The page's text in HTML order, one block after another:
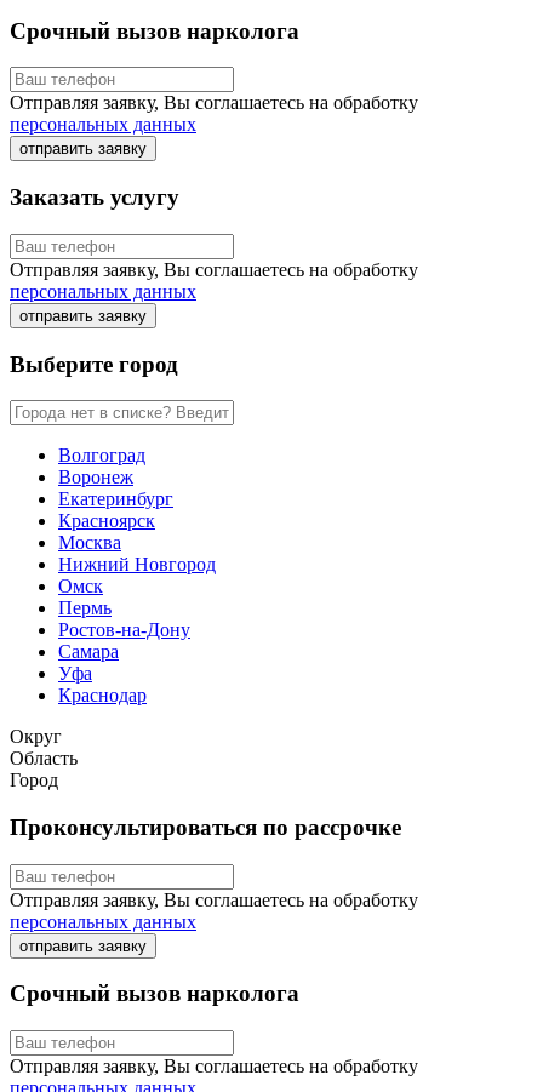
Срочный вызов нарколога
Отправляя заявку, Вы соглашаетесь на обработку
персональных данных
отправить заявку
Заказать услугу
Отправляя заявку, Вы соглашаетесь на обработку
персональных данных
отправить заявку
Выберите город
Волгоград
Воронеж
Екатеринбург
Красноярск
Москва
Нижний Новгород
Омск
Пермь
Ростов-на-Дону
Самара
Уфа
Краснодар
Округ
Область
Город
Проконсультироваться по рассрочке
Отправляя заявку, Вы соглашаетесь на обработку
персональных данных
отправить заявку
Срочный вызов нарколога
Отправляя заявку, Вы соглашаетесь на обработку